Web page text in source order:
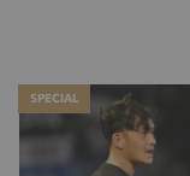
SPECIAL